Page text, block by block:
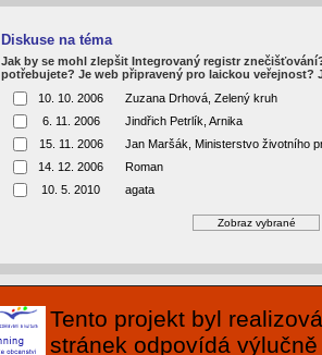
Diskuse na téma
Jak by se mohl zlepšit Integrovaný registr
potřebujete? Je web připravený pro laickou veřejnost?
10. 10. 2006
Zuzana Drhová, Zelený kruh
6. 11. 2006
Jindřich Petrlík, Arnika
15. 11. 2006
Jan Maršák, Ministerstvo životního
14. 12. 2006
Roman
10. 5. 2010
agata
Tento projekt byl
stránek odpovídá